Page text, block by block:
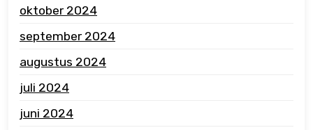
oktober 2024
september 2024
augustus 2024
juli 2024
juni 2024